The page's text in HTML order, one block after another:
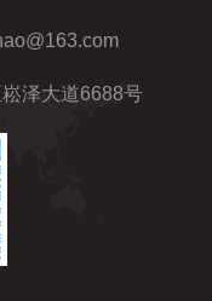
泽大道6688号